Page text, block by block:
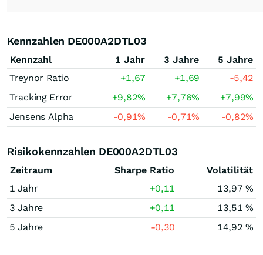
Kennzahlen DE000A2DTL03
Kennzahl 1 Jahr 3 Jahre
5 Jahre
Treynor Ratio
+1,67 +1,69
-5,42
Tracking Error
+9,82% +7,76% +7,99%
Jensens Alpha
-0,91% -0,71% -0,82%
Risikokennzahlen DE000A2DTL03
Zeitraum Sharpe Ratio
Volatilität
1 Jahr
+0,11
13,97 %
3 Jahre
+0,11
13,51 %
5 Jahre
-0,30 14,92 %